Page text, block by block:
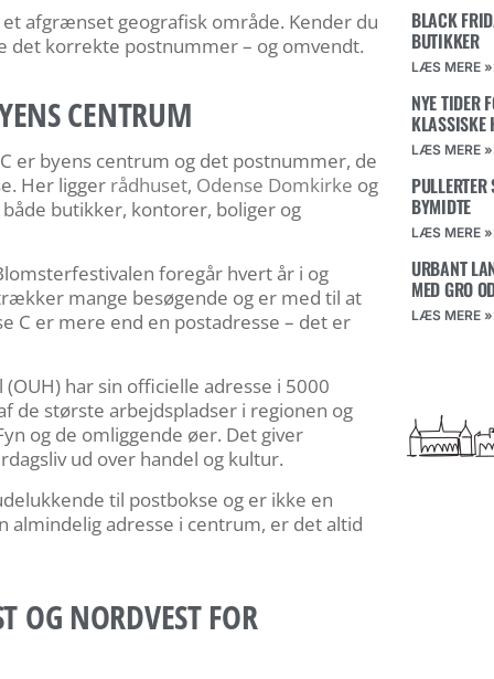
afgrænset geografisk område. Kender du
det korrekte postnummer – og omvendt.
CENTRUM
er byens centrum og det postnummer, de
Her ligger rådhuset, Odense Domkirke og
butikker, kontorer, boliger og
foregår hvert år i og
mange besøgende og er med til at
C er mere end en postadresse – det er
har sin officielle adresse i 5000
de største arbejdspladser i regionen og
og de omliggende øer. Det giver
ud over handel og kultur.
til postbokse og er ikke en
almindelig adresse i centrum, er det altid
OG NORDVEST FOR
BLACK
BUTIKKER
LÆS MERE
NYE TIDER
KLASSISKE
LÆS MERE
BYMIDTE
LÆS MERE
URBANT
MED GRO
LÆS MERE